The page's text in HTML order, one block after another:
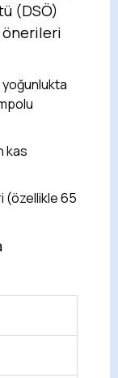
(DSÖ)
önerileri
kas
(özellikle 65